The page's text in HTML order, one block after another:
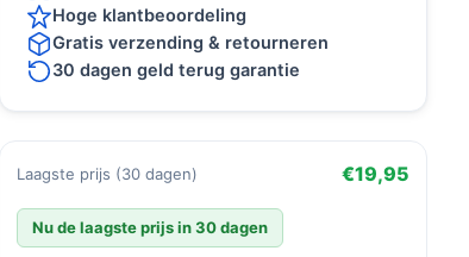
Hoge klantbeoordeling
Gratis verzending & retourneren
30 dagen geld terug garantie
Laagste prijs (30 dagen) €19,95
Nu de laagste prijs in 30 dagen